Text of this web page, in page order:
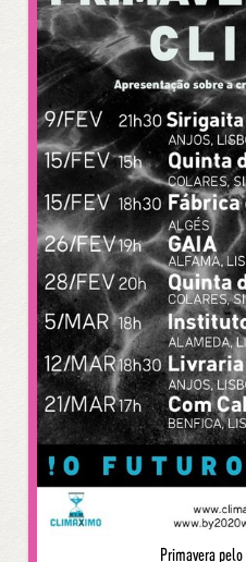
Primavera